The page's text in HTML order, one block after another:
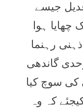
جیسے
چھایا ہوا
رہنما
گاندھی
کی سوچ کیا
کہ وہ